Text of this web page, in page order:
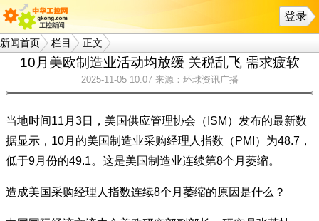
登录
新闻首页 栏目 正文
10月美欧制造业活动均放缓 关税乱飞 需求疲软
2025-11-05 10:07 来源：环球资讯广播
当地时间11月3日，美国供应管理协会（ISM）发布的最新数
据显示，10月的美国制造业采购经理人指数（PMI）为48.7，
低于9月份的49.1。这是美国制造业连续第8个月萎缩。
造成美国采购经理人指数连续8个月萎缩的原因是什么？